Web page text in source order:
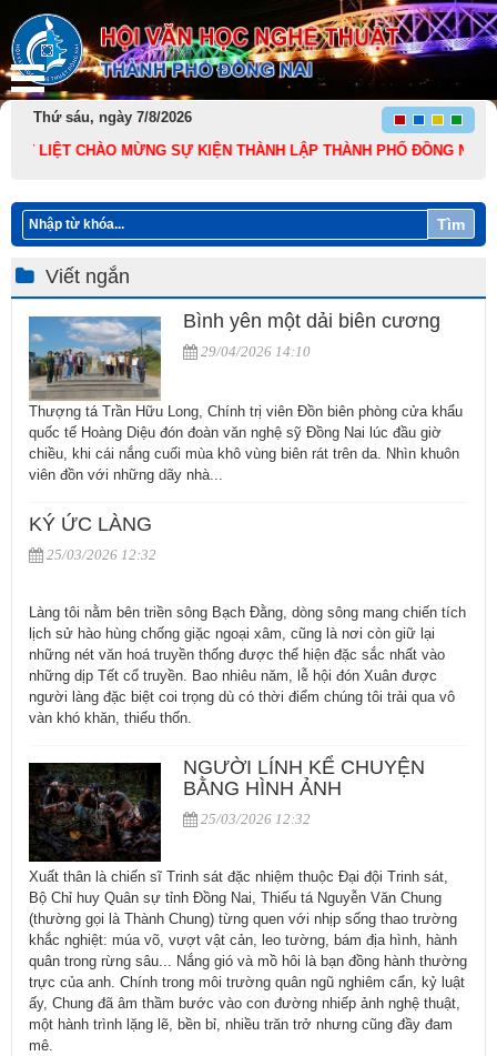
Thứ sáu, ngày 7/8/2026
LIỆT CHÀO MỪNG SỰ KIỆN THÀNH LẬP THÀNH PHỐ ĐỒNG NAI
Tìm
Viết ngắn
Bình yên một dải biên cương
29/04/2026 14:10
​Thượng tá Trần Hữu Long, Chính trị viên Đồn biên phòng cửa khẩu
quốc tế Hoàng Diệu đón đoàn văn nghệ sỹ Đồng Nai lúc đầu giờ
chiều, khi cái nắng cuối mùa khô vùng biên rát trên da. Nhìn khuôn
viên đồn với những dãy nhà...
KÝ ỨC LÀNG
25/03/2026 12:32
Làng tôi nằm bên triền sông Bạch Đằng, dòng sông mang chiến tích
lịch sử hào hùng chống giặc ngoại xâm, cũng là nơi còn giữ lại
những nét văn hoá truyền thống được thể hiện đặc sắc nhất vào
những dịp Tết cổ truyền. Bao nhiêu năm, lễ hội đón Xuân được
người làng đặc biệt coi trọng dù có thời điểm chúng tôi trải qua vô
vàn khó khăn, thiếu thốn.
NGƯỜI LÍNH KỂ CHUYỆN
BẰNG HÌNH ẢNH
25/03/2026 12:32
Xuất thân là chiến sĩ Trinh sát đặc nhiệm thuộc Đại đội Trinh sát,
Bộ Chỉ huy Quân sự tỉnh Đồng Nai, Thiếu tá Nguyễn Văn Chung
(thường gọi là Thành Chung) từng quen với nhịp sống thao trường
khắc nghiệt: múa võ, vượt vật cản, leo tường, bám địa hình, hành
quân trong rừng sâu... Nắng gió và mồ hôi là bạn đồng hành thường
trực của anh. Chính trong môi trường quân ngũ nghiêm cẩn, kỷ luật
ấy, Chung đã âm thầm bước vào con đường nhiếp ảnh nghệ thuật,
một hành trình lặng lẽ, bền bỉ, nhiều trăn trở nhưng cũng đầy đam
mê.